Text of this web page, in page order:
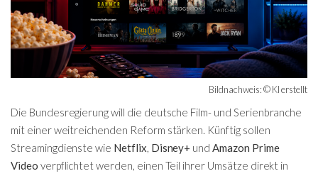
Bildnachweis: © KI erstellt
Die Bundesregierung will die deutsche Film- und Serienbranche
mit einer weitreichenden Reform stärken. Künftig sollen
Streamingdienste wie Netflix, Disney+ und Amazon Prime
Video verpflichtet werden, einen Teil ihrer Umsätze direkt in